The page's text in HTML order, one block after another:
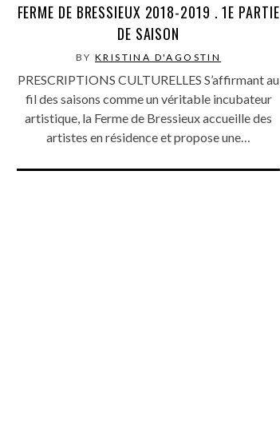
FERME DE BRESSIEUX 2018-2019 . 1E PARTIE
DE SAISON
BY KRISTINA D'AGOSTIN
PRESCRIPTIONS CULTURELLES S’affirmant au
fil des saisons comme un véritable incubateur
artistique, la Ferme de Bressieux accueille des
artistes en résidence et propose une…